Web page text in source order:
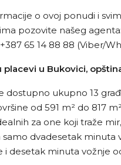
o ovoj ponudi i
pozovite našeg agenta:
+387 65 14 88 88 (Viber/
placevi u Bukovici,
dostupno ukupno 13
od 591 m² do 817
za one koji traže
samo dvadesetak minuta
i desetak minuta vožnje